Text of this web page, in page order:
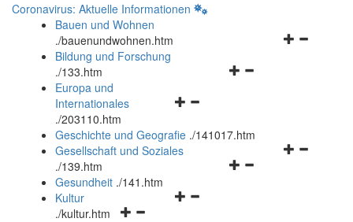
Coronavirus: Aktuelle Informationen
Bauen und Wohnen
./bauenundwohnen.htm
Navigationsmenü
Bildung und Forschung
./133.htm
Navigationsmenü
und
schließen
Europa und
Internationales
./203110.htm
Geschichte und Geografie ./141017.htm
Navigationsmenü
Gesellschaft und Soziales
./139.htm
Navigationsmenü
Gesundheit ./141.htm
Navigationsmenü
Kultur
./kultur.htm